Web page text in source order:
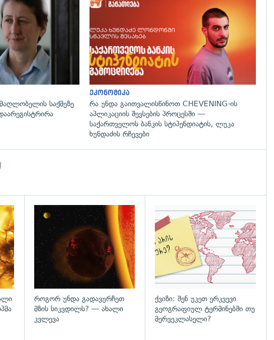
გადახედვა
საქმეზე
ეკონომიკა
რა უნდა გაითვალისწინოთ CHEVENING-ის
აპლიკაციის შევსების პროცესში —
საქართველოს ბანკის სტიპენდიატის, ლუკა
ხუნდაძის რჩევები
გადახედვა გადახედვა
როგორ უნდა გადავურჩეთ
მზის სიკვდილს? — ახალი
კვლევა
ქვიზი: შენ უკეთ ერკვევი
გეოგრაფიულ ტერმინებში თუ
მერვეკლასელი?